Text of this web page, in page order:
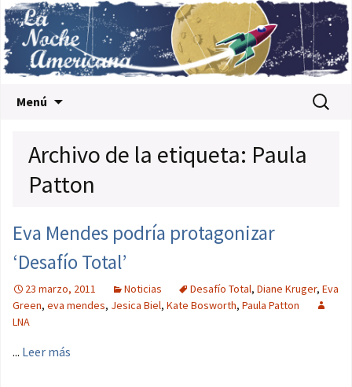
Menú Buscar:
Archivo de la etiqueta: Paula
Patton
Eva Mendes podría protagonizar
‘Desafío Total’
23 marzo, 2011 Noticias Desafío Total, Diane Kruger, Eva
Green, eva mendes, Jesica Biel, Kate Bosworth, Paula Patton
LNA
... Leer más